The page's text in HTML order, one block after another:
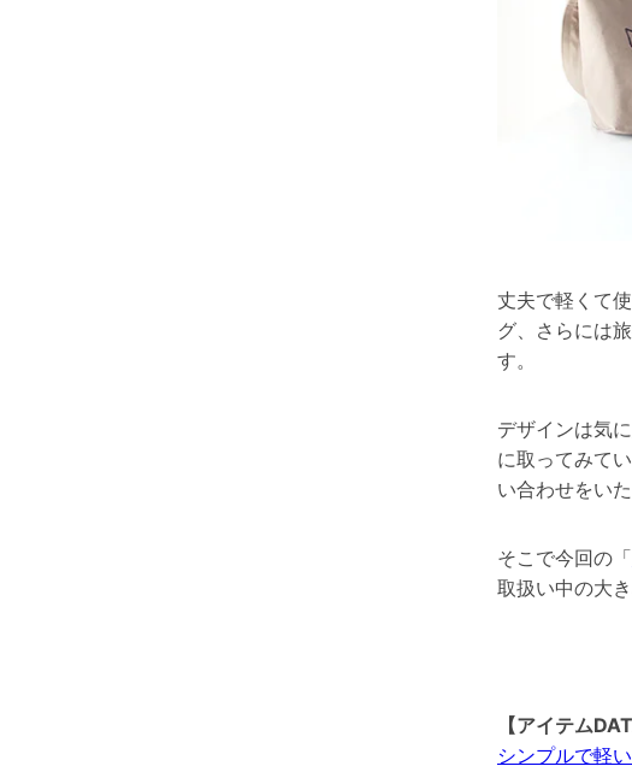
丈夫で軽くて
グ、さらには
す。
デザインは気
に取ってみて
い合わせをいた
そこで今回の「
取扱い中の大
【アイテム
シンプルで軽